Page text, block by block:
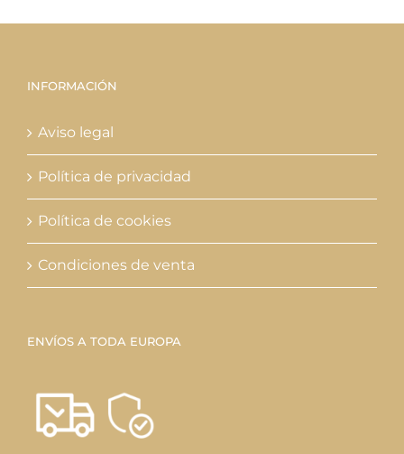
INFORMACIÓN
Aviso legal
Política de privacidad
Política de cookies
Condiciones de venta
ENVÍOS A TODA EUROPA